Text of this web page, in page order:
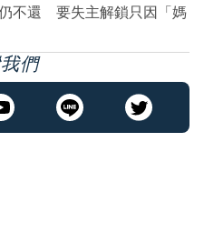
不還 要失主解鎖只因「媽
們